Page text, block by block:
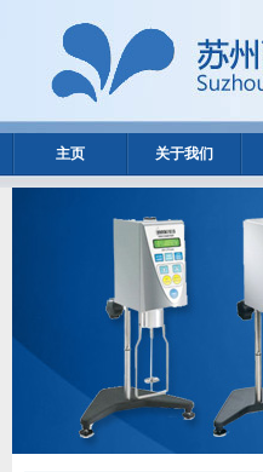
主页 关于我们